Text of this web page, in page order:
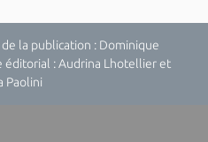
la publication : Dominique
: Audrina Lhotellier et
Paolini